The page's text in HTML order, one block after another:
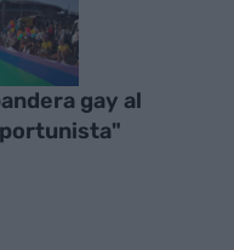
gay al